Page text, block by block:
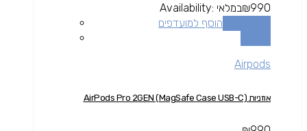
₪990
Availability: במלאי
הוסף למועדפים
Airpods
אוזניות AirPods Pro 2GEN (MagSafe Case USB-C)